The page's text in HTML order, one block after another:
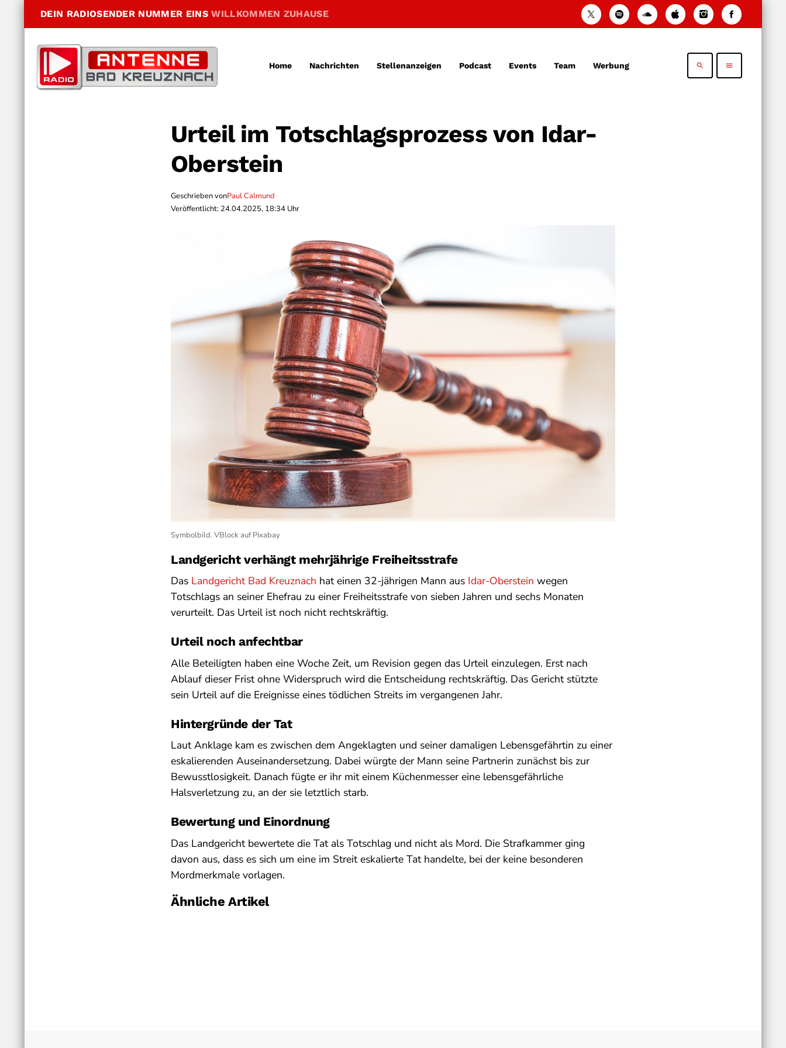
DEIN RADIOSENDER NUMMER EINSWILLKOMMEN ZUHAUSE
Home Nachrichten Stellenanzeigen Podcast Events Team Werbung search menu
Urteil im Totschlagsprozess von Idar-
Oberstein
Geschrieben vonPaul Calmund
Veröffentlicht: 24.04.2025, 18:34 Uhr
Symbolbild. VBlock auf Pixabay
Landgericht verhängt mehrjährige Freiheitsstrafe
Das Landgericht Bad Kreuznach hat einen 32-jährigen Mann aus Idar-Oberstein wegen
Totschlags an seiner Ehefrau zu einer Freiheitsstrafe von sieben Jahren und sechs Monaten
verurteilt. Das Urteil ist noch nicht rechtskräftig.
Urteil noch anfechtbar
Alle Beteiligten haben eine Woche Zeit, um Revision gegen das Urteil einzulegen. Erst nach
Ablauf dieser Frist ohne Widerspruch wird die Entscheidung rechtskräftig. Das Gericht stützte
sein Urteil auf die Ereignisse eines tödlichen Streits im vergangenen Jahr.
Hintergründe der Tat
Laut Anklage kam es zwischen dem Angeklagten und seiner damaligen Lebensgefährtin zu einer
eskalierenden Auseinandersetzung. Dabei würgte der Mann seine Partnerin zunächst bis zur
Bewusstlosigkeit. Danach fügte er ihr mit einem Küchenmesser eine lebensgefährliche
Halsverletzung zu, an der sie letztlich starb.
Bewertung und Einordnung
Das Landgericht bewertete die Tat als Totschlag und nicht als Mord. Die Strafkammer ging
davon aus, dass es sich um eine im Streit eskalierte Tat handelte, bei der keine besonderen
Mordmerkmale vorlagen.
Ähnliche Artikel